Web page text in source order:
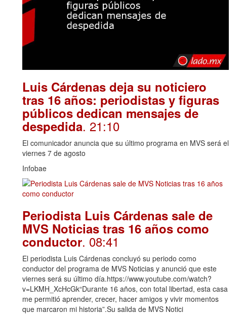
Luis Cárdenas deja su noticiero
tras 16 años: periodistas y figuras
públicos dedican mensajes de
despedida. 21:10
El comunicador anuncia que su último programa en MVS será el
viernes 7 de agosto
Infobae
Periodista Luis Cárdenas sale de
MVS Noticias tras 16 años como
conductor. 08:41
El periodista Luis Cárdenas concluyó su periodo como
conductor del programa de MVS Noticias y anunció que este
viernes será su último día.https://www.youtube.com/watch?
v=LKMH_XcHcGk“Durante 16 años, con total libertad, esta casa
me permitió aprender, crecer, hacer amigos y vivir momentos
que marcaron mi historia”.Su salida de MVS Notici